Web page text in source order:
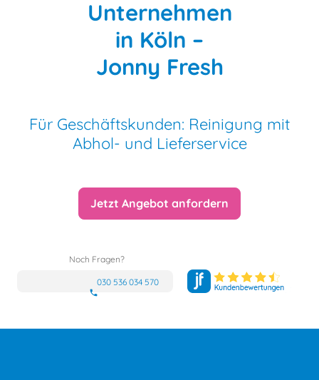
Unternehmen
in Köln –
Jonny Fresh
Für Geschäftskunden: Reinigung mit
Abhol- und Lieferservice
Jetzt Angebot anfordern
Noch Fragen?
030 536 034 570
phone